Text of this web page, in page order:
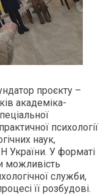
проєкту –
академіка-
психології
наук,
України. У форматі
можливість
служби,
її розбудові.